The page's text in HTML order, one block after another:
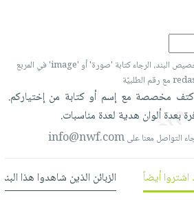
في حال تريدون ارسال صورة لتخصيص البند، الرجاء كتابة 'صورة' أو 'image' في المربع
كتف مخصصة معإسمأوكتابة منإختياركم.
بعدةألوان هدية لعدة مناسبات.
التواصل معنا علىinfo@nwf.com
اشتروا أيضاً الزبائن الذين شاهدوا هذا